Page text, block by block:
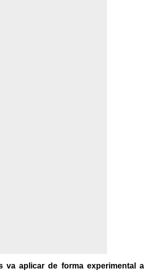
va aplicar de forma experimental a